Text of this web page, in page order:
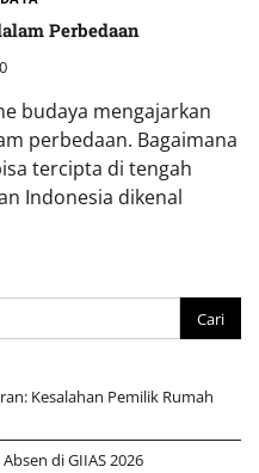
Perbedaan
0
budaya mengajarkan
perbedaan. Bagaimana
tercipta di tengah
Indonesia dikenal
Kesalahan Pemilik Rumah
di GIIAS 2026